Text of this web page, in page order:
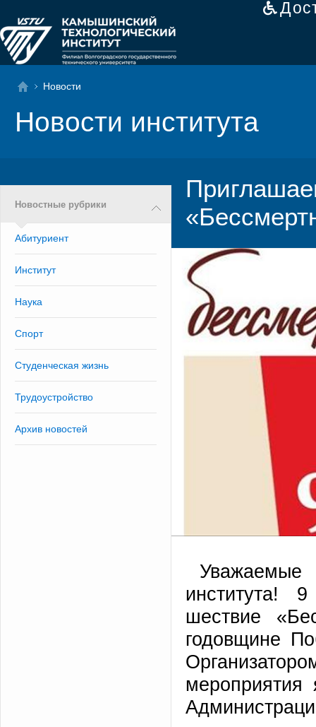
Новости
Новости института
Новостные рубрики
Абитуриент
Институт
Наука
Спорт
Студенческая жизнь
Трудоустройство
Архив новостей
Уважаемые
института!
шествие
годовщине